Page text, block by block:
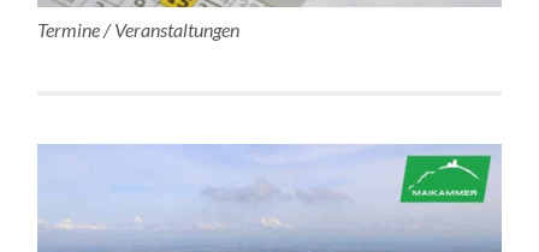
Termine / Veranstaltungen